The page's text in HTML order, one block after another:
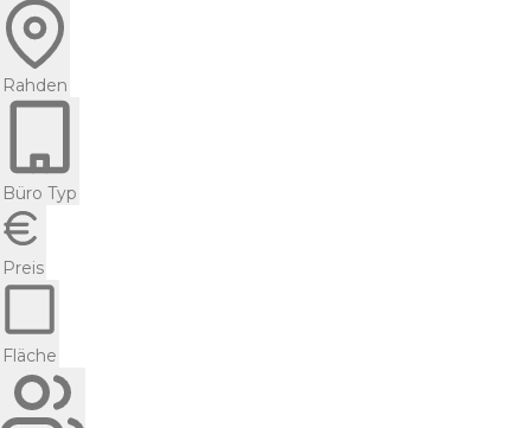
Rahden
Büro Typ
Preis
Fläche